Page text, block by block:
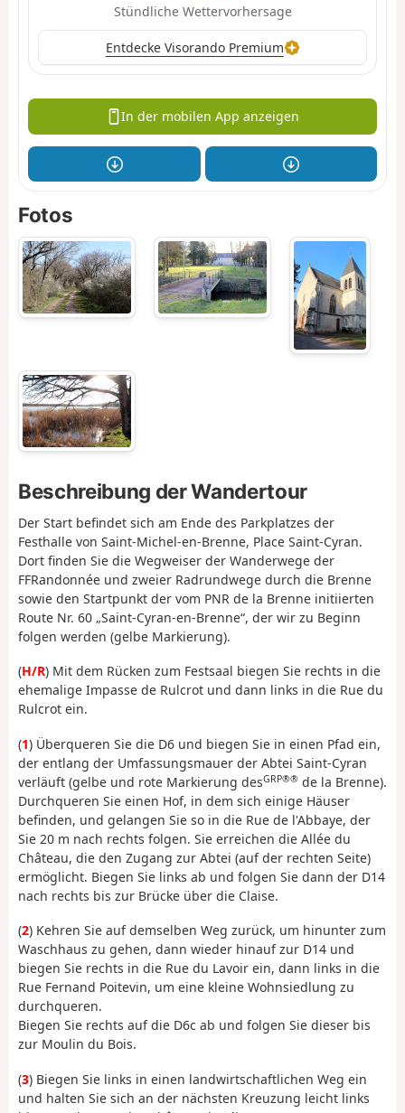
Stündliche Wettervorhersage
Entdecke Visorando Premium
In der mobilen App anzeigen
Fotos
Beschreibung der Wandertour
Der Start befindet sich am Ende des Parkplatzes der
Festhalle von Saint-Michel-en-Brenne, Place Saint-Cyran.
Dort finden Sie die Wegweiser der Wanderwege der
FFRandonnée und zweier Radrundwege durch die Brenne
sowie den Startpunkt der vom PNR de la Brenne initiierten
Route Nr. 60 „Saint-Cyran-en-Brenne“, der wir zu Beginn
folgen werden (gelbe Markierung).
(H/R) Mit dem Rücken zum Festsaal biegen Sie rechts in die
ehemalige Impasse de Rulcrot und dann links in die Rue du
Rulcrot ein.
(1) Überqueren Sie die D6 und biegen Sie in einen Pfad ein,
der entlang der Umfassungsmauer der Abtei Saint-Cyran
verläuft (gelbe und rote Markierung desGRP®® de la Brenne).
Durchqueren Sie einen Hof, in dem sich einige Häuser
befinden, und gelangen Sie so in die Rue de l'Abbaye, der
Sie 20 m nach rechts folgen. Sie erreichen die Allée du
Château, die den Zugang zur Abtei (auf der rechten Seite)
ermöglicht. Biegen Sie links ab und folgen Sie dann der D14
nach rechts bis zur Brücke über die Claise.
(2) Kehren Sie auf demselben Weg zurück, um hinunter zum
Waschhaus zu gehen, dann wieder hinauf zur D14 und
biegen Sie rechts in die Rue du Lavoir ein, dann links in die
Rue Fernand Poitevin, um eine kleine Wohnsiedlung zu
durchqueren.
Biegen Sie rechts auf die D6c ab und folgen Sie dieser bis
zur Moulin du Bois.
(3) Biegen Sie links in einen landwirtschaftlichen Weg ein
und halten Sie sich an der nächsten Kreuzung leicht links